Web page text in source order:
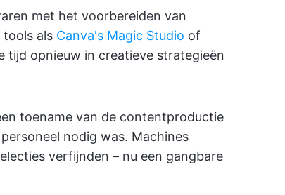
met het voorbereiden van
tools als Canva's Magic Studio of
tijd opnieuw in creatieve strategieën
toename van de contentproductie
nodig was. Machines
verfijnden – nu een gangbare